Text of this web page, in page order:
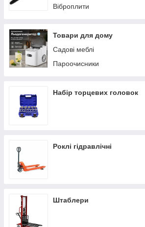
Віброплити
Товари для дому
Садові меблі
Пароочисники
Набір торцевих головок
Роклі гідравлічні
Штаблери